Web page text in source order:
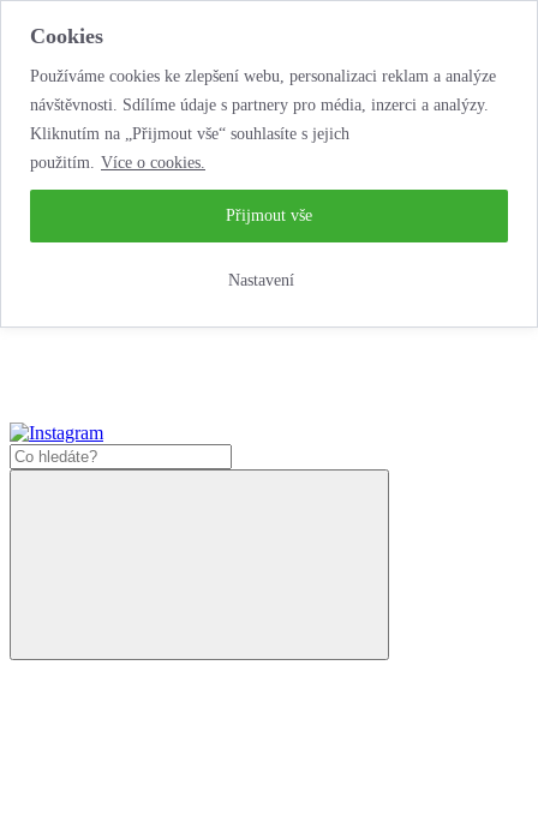
Cookies
Používáme cookies ke zlepšení webu, personalizaci reklam a analýze
návštěvnosti. Sdílíme údaje s partnery pro média, inzerci a analýzy.
Kliknutím na „Přijmout vše“ souhlasíte s jejich
použitím. Více o cookies.
Nastavení
Přijmout vše
...neobyčejná jízda životem!